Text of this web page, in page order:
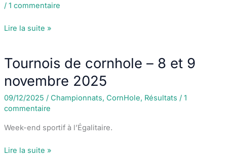
/ 1 commentaire
Challenge
Saint
Nicolas
des
Archers
Lire la suite »
Tournois de cornhole – 8 et 9
novembre 2025
09/12/2025 / Championnats, CornHole, Résultats / 1
commentaire
Week-end sportif à l’Égalitaire.
Tournois
Lire la suite »